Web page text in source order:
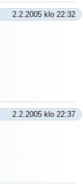
2.2.2005 klo 22:32
2.2.2005 klo 22:37